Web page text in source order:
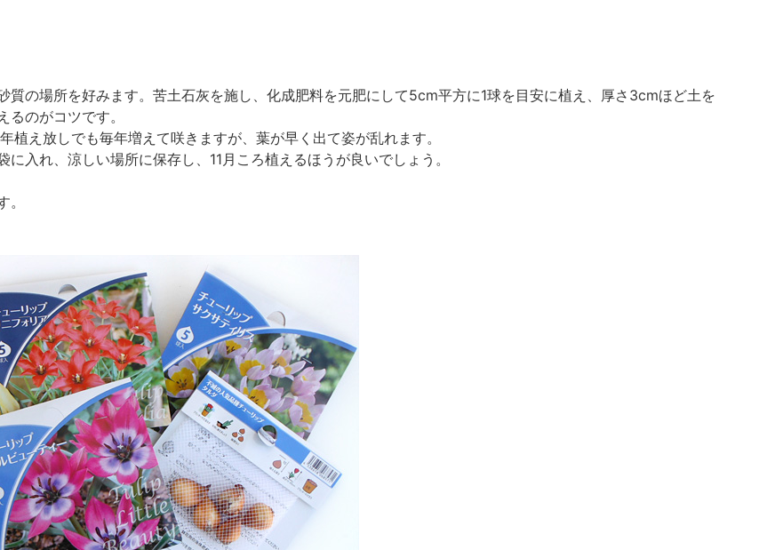
質の場所を好みます。苦土石灰を施し、化成肥料を元肥にして5cm平方に1球を目安に植え、厚さ3cmほど土を
のがコツです。
植え放しでも毎年増えて咲きますが、葉が早く出て姿が乱れます。
入れ、涼しい場所に保存し、11月ころ植えるほうが良いでしょう。